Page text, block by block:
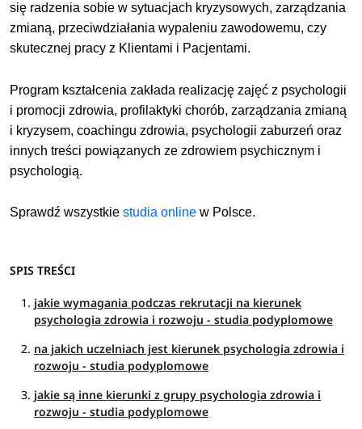
się radzenia sobie w sytuacjach kryzysowych, zarządzania
zmianą, przeciwdziałania wypaleniu zawodowemu, czy
skutecznej pracy z Klientami i Pacjentami.
Program kształcenia zakłada realizację zajęć z psychologii
i promocji zdrowia, profilaktyki chorób, zarządzania zmianą
i kryzysem, coachingu zdrowia, psychologii zaburzeń oraz
innych treści powiązanych ze zdrowiem psychicznym i
psychologią.
Sprawdź wszystkiestudia online w Polsce.
SPIS TREŚCI
jakie wymagania podczas rekrutacji na kierunek
psychologia zdrowia i rozwoju - studia podyplomowe
na jakich uczelniach jest kierunek psychologia zdrowia i
rozwoju - studia podyplomowe
jakie są inne kierunki z grupy psychologia zdrowia i
rozwoju - studia podyplomowe